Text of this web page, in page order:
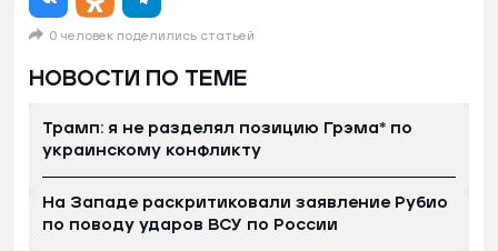
0 человек поделились статьей
НОВОСТИ ПО ТЕМЕ
Трамп: я не разделял позицию Грэма* по
украинскому конфликту
На Западе раскритиковали заявление Рубио
по поводу ударов ВСУ по России